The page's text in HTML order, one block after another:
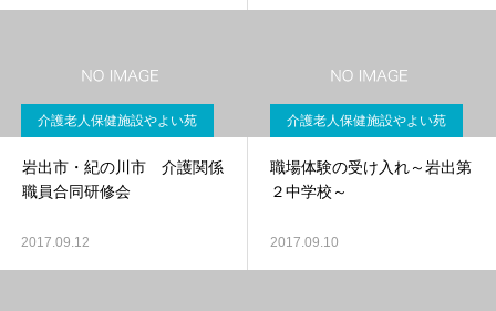
介護老人保健施設やよい苑
岩出市・紀の川市 介護関係
職員合同研修会
2017.09.12
介護老人保健施設やよい苑
職場体験の受け入れ～岩出第
２中学校～
2017.09.10